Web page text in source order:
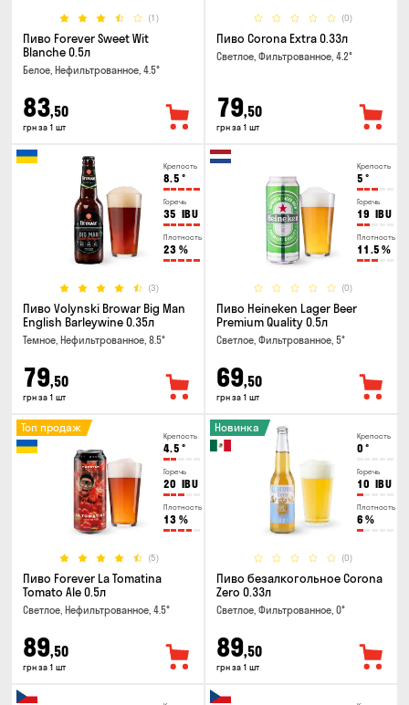
(1)
Пиво Forever Sweet Wit
Blanche 0.5л
Белое, Нефильтрованное, 4.5°
83,50
грн за 1 шт
(0)
Пиво Corona Extra 0.33л
Светлое, Фильтрованное, 4.2°
79,50
грн за 1 шт
Крепость
8.5 °
Горечь
35 IBU
Плотность
23 %
(3)
Пиво Volynski Browar Big Man
English Barleywine 0.35л
Темное, Нефильтрованное, 8.5°
79,50
грн за 1 шт
Крепость
5 °
Горечь
19 IBU
Плотность
11.5 %
(0)
Пиво Heineken Lager Beer
Premium Quality 0.5л
Светлое, Фильтрованное, 5°
69,50
грн за 1 шт
Крепость
4.5 °
Горечь
20 IBU
Плотность
13 %
(5)
Топ продаж
Пиво Forever La Tomatina
Tomato Ale 0.5л
Светлое, Нефильтрованное, 4.5°
89,50
грн за 1 шт
Крепость
0 °
Горечь
10 IBU
Плотность
6 %
(0)
Новинка
Пиво безалкогольное Corona
Zero 0.33л
Светлое, Фильтрованное, 0°
89,50
грн за 1 шт